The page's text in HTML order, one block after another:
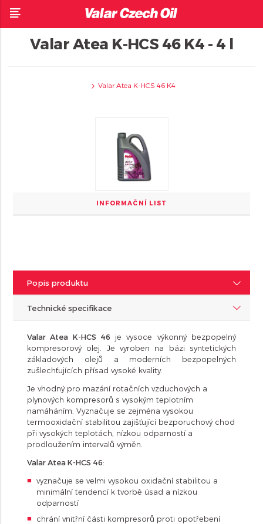
Valar Atea K-HCS 46 K4 - 4 l
Valar Atea K-HCS 46 K4
INFORMAČNÍ LIST
Popis produktu
Technické specifikace
Valar Atea K-HCS 46 je vysoce výkonný bezpopelný
kompresorový olej. Je vyroben na bázi syntetických
základových olejů a moderních bezpopelných
zušlechťujících přísad vysoké kvality.
Je vhodný pro mazání rotačních vzduchových a
plynových kompresorů s vysokým teplotním
namáháním. Vyznačuje se zejména vysokou
termooxidační stabilitou zajišťující bezporuchový chod
při vysokých teplotách, nízkou odparností a
prodloužením intervalů výměn.
Valar Atea K-HCS 46:
vyznačuje se velmi vysokou oxidační stabilitou a
minimální tendencí k tvorbě úsad a nízkou
odparností
chrání vnitřní části kompresorů proti opotřebení